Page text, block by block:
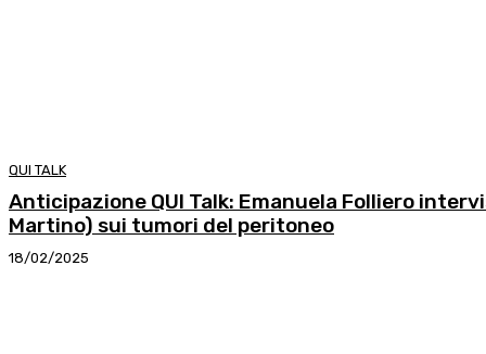
QUI TALK
Anticipazione QUI Talk: Emanuela Folliero
Martino) sui tumori del peritoneo
18/02/2025